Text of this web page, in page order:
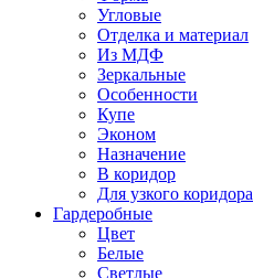
Угловые
Отделка и материал
Из МДФ
Зеркальные
Особенности
Купе
Эконом
Назначение
В коридор
Для узкого коридора
Гардеробные
Цвет
Белые
Светлые